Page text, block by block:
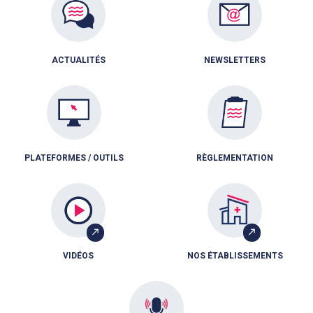
ACTUALITÉS NEWSLETTERS
PLATEFORMES / OUTILS RÈGLEMENTATION
VIDÉOS NOS ÉTABLISSEMENTS